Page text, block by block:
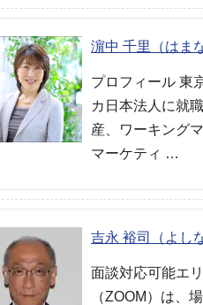
濵中 千里（はま
プロフィール 東
カ日本法人に就
産、ワーキング
マーケティ …
吉永 裕司（よし
面談対応可能エ
（ZOOM）は、